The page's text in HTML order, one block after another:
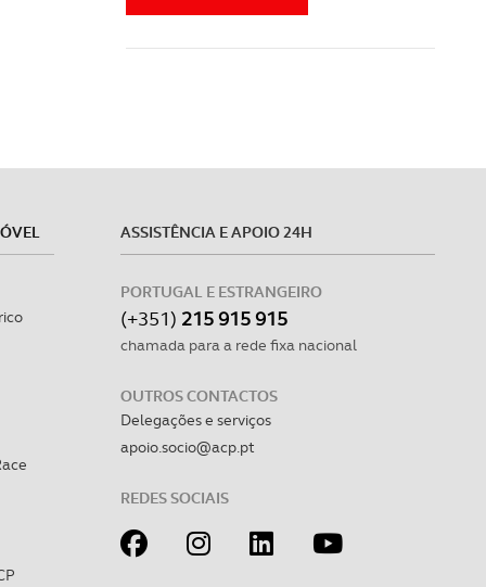
ASSISTÊNCIA E APOIO 24H
PORTUGAL E ESTRANGEIRO
(+351) 215 915 915
chamada para a rede fixa nacional
OUTROS CONTACTOS
Delegações e serviços
apoio.socio@acp.pt
REDES SOCIAIS